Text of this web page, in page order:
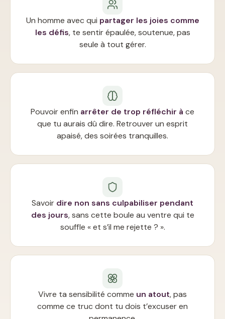
Un homme avec qui partager les joies comme
les défis, te sentir épaulée, soutenue, pas
seule à tout gérer.
Pouvoir enfin arrêter de trop réfléchir à ce
que tu aurais dû dire. Retrouver un esprit
apaisé, des soirées tranquilles.
Savoir dire non sans culpabiliser pendant
des jours, sans cette boule au ventre qui te
souffle « et s’il me rejette ? ».
Vivre ta sensibilité comme un atout, pas
comme ce truc dont tu dois t’excuser en